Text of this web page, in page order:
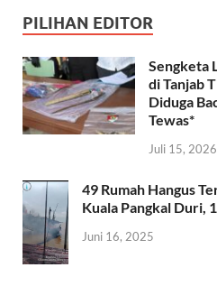
PILIHAN EDITOR
Sengketa
di Tanjab
Diduga
Tewas*
Juli 15, 2026
49 Rumah Hangus
Kuala Pangkal Duri,
Juni 16, 2025